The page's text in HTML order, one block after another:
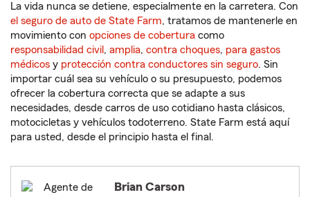
La vida nunca se detiene, especialmente en la carretera. Con
el seguro de auto de State Farm, tratamos de mantenerle en
movimiento con opciones de cobertura como
responsabilidad civil , amplia, contra choques, para gastos
médicos y protección contra conductores sin seguro. Sin
importar cuál sea su vehículo o su presupuesto, podemos
ofrecer la cobertura correcta que se adapte a sus
necesidades, desde carros de uso cotidiano hasta clásicos,
motocicletas y vehículos todoterreno. State Farm está aquí
para usted, desde el principio hasta el final.
Brian Carson